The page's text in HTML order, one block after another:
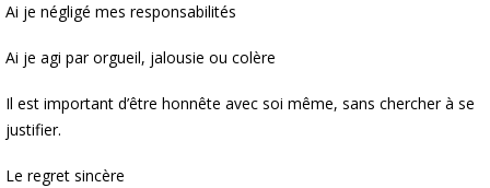
Ai je négligé mes responsabilités
Ai je agi par orgueil, jalousie ou colère
Il est important d’être honnête avec soi même, sans chercher à se
justifier.
Le regret sincère